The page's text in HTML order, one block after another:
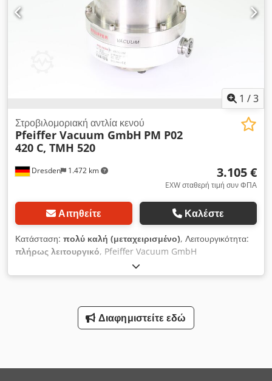
1 /3
Dresden 1.472 km
Στροβιλομοριακή αντλία κενού
Pfeiffer Vacuum GmbH PM P02
420 C, TMH 520
3.105 €
EXW σταθερή τιμή συν ΦΠΑ
Αιτηθείτε Καλέστε
Κατάσταση: πολύ καλή (μεταχειρισμένο), Λειτουργικότητα:
πλήρως λειτουργικό, Pfeiffer Vacuum GmbH
τουρμπομοριακή αντλία κενού, PM P02 420 C, TMH 520
Μοντέλο: PMP02420C Τύπος: TMH520 Κατάσταση:
Διαφημιστείτε εδώ